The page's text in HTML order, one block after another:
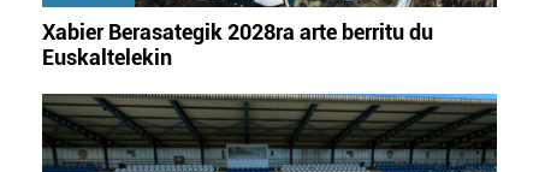
Xabier Berasategik 2028ra arte berritu du
Euskaltelekin